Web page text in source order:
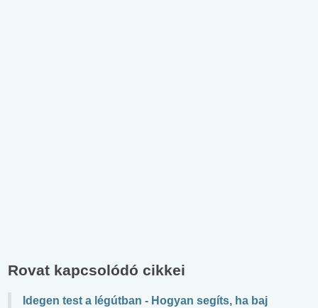
Rovat kapcsolódó cikkei
Idegen test a légútban - Hogyan segíts, ha baj